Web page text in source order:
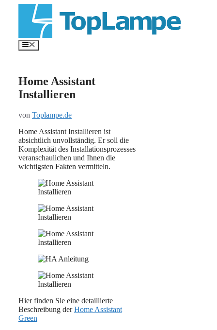
Menü
Home Assistant
Installieren
von Toplampe.de
Home Assistant Installieren ist
absichtlich unvollständig. Er soll die
Komplexität des Installationsprozesses
veranschaulichen und Ihnen die
wichtigsten Fakten vermitteln.
Hier finden Sie eine detaillierte
Beschreibung derHome Assistant
Green